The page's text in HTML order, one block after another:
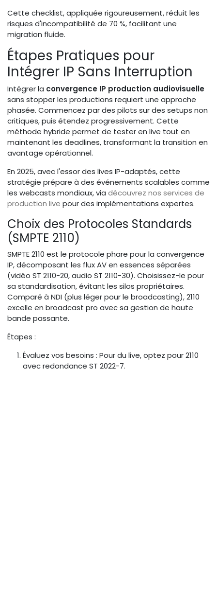
Cette checklist, appliquée rigoureusement, réduit les
risques d'incompatibilité de 70 %, facilitant une
migration fluide.
Étapes Pratiques pour
Intégrer IP Sans Interruption
Intégrer la convergence IP production audiovisuelle
sans stopper les productions requiert une approche
phasée. Commencez par des pilots sur des setups non
critiques, puis étendez progressivement. Cette
méthode hybride permet de tester en live tout en
maintenant les deadlines, transformant la transition en
avantage opérationnel.
En 2025, avec l'essor des lives IP-adaptés, cette
stratégie prépare à des événements scalables comme
les webcasts mondiaux, via découvrez nos services de
production live pour des implémentations expertes.
Choix des Protocoles Standards
(SMPTE 2110)
SMPTE 2110 est le protocole phare pour la convergence
IP, décomposant les flux AV en essences séparées
(vidéo ST 2110-20, audio ST 2110-30). Choisissez-le pour
sa standardisation, évitant les silos propriétaires.
Comparé à NDI (plus léger pour le broadcasting), 2110
excelle en broadcast pro avec sa gestion de haute
bande passante.
Étapes :
Évaluez vos besoins : Pour du live, optez pour 2110
avec redondance ST 2022-7.